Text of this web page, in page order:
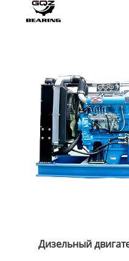
Дизельный